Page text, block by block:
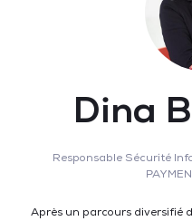
Dina
Responsable Sécurité
Après un parcours diversifié